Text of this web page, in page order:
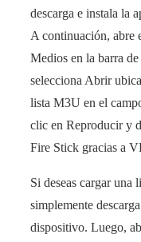
descarga e instala la
A continuación, abre
Medios en la barra
selecciona Abrir
lista M3U en el
clic en Reproducir y
Fire Stick gracias a
Si deseas cargar
simplemente
dispositivo. Luego,